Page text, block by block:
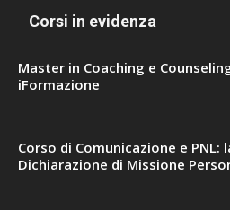
Corsi in evidenza
Master in Coaching e
iFormazione
Corso di Comunicazione e PNL:
Dichiarazione di Missione